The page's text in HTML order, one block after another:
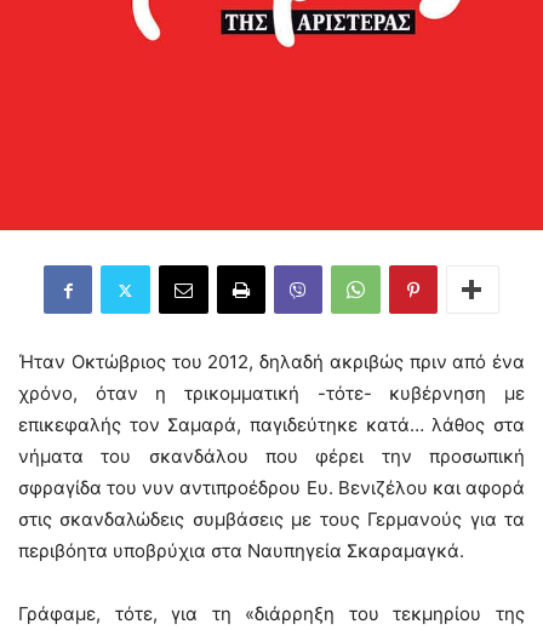
Ήταν Οκτώβριος του 2012, δηλαδή ακριβώς πριν από ένα
χρόνο, όταν η τρικομματική -τότε- κυβέρνηση με
επικεφαλής τον Σαμαρά, παγιδεύτηκε κατά… λάθος στα
νήματα του σκανδάλου που φέρει την προσωπική
σφραγίδα του νυν αντιπροέδρου Ευ. Βενιζέλου και αφορά
στις σκανδαλώδεις συμβάσεις με τους Γερμανούς για τα
περιβόητα υποβρύχια στα Ναυπηγεία Σκαραμαγκά.
Γράφαμε, τότε, για τη «διάρρηξη του τεκμηρίου της